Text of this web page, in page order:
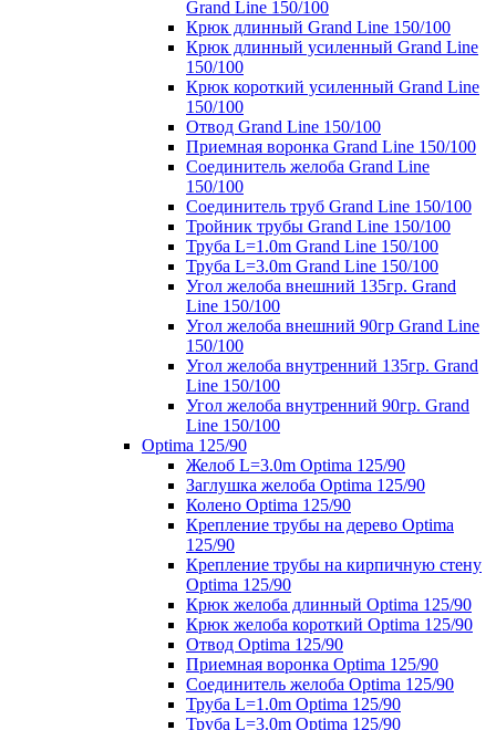
Grand Line 150/100
Крюк длинный Grand Line 150/100
Крюк длинный усиленный Grand Line
150/100
Крюк короткий усиленный Grand Line
150/100
Отвод Grand Line 150/100
Приемная воронка Grand Line 150/100
Соединитель желоба Grand Line
150/100
Соединитель труб Grand Line 150/100
Тройник трубы Grand Line 150/100
Труба L=1.0m Grand Line 150/100
Труба L=3.0m Grand Line 150/100
Угол желоба внешний 135гр. Grand
Line 150/100
Угол желоба внешний 90гр Grand Line
150/100
Угол желоба внутренний 135гр. Grand
Line 150/100
Угол желоба внутренний 90гр. Grand
Line 150/100
Optima 125/90
Желоб L=3.0m Optima 125/90
Заглушка желоба Optima 125/90
Колено Optima 125/90
Крепление трубы на дерево Optima
125/90
Крепление трубы на кирпичную стену
Optima 125/90
Крюк желоба длинный Optima 125/90
Крюк желоба короткий Optima 125/90
Отвод Optima 125/90
Приемная воронка Optima 125/90
Соединитель желоба Optima 125/90
Труба L=1.0m Optima 125/90
Труба L=3.0m Optima 125/90